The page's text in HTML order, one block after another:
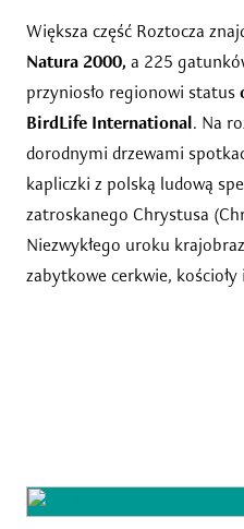
Większa część Roztocza
Natura 2000, a 225
przyniosło regionowi status
BirdLife International. Na
dorodnymi drzewami
kapliczki z polską ludową
zatroskanego Chrystusa
Niezwykłego uroku
zabytkowe cerkwie,